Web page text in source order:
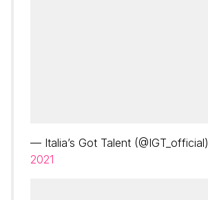
— Italia’s Got Talent (@IGT_official)
2021